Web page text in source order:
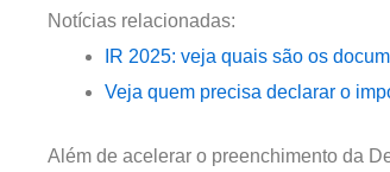
Notícias relacionadas:
IR 2025: veja quais são os
Veja quem precisa declarar o
Além de acelerar o preenchimento da